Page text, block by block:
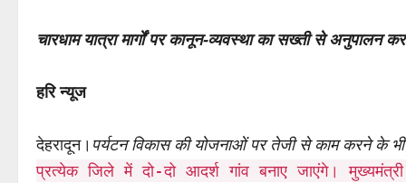
चारधाम यात्रा मार्गों पर कानून-व्यवस्था का सख्ती से अनुपालन
हरि न्यूज
देहरादून। पर्यटन विकास की योजनाओं पर तेजी से काम करने के भी
प्रत्येक जिले में दो-दो आदर्श गांव बनाए जाएंगे।